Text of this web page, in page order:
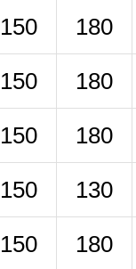
150 180
150 180
150 180
150 130
150 180